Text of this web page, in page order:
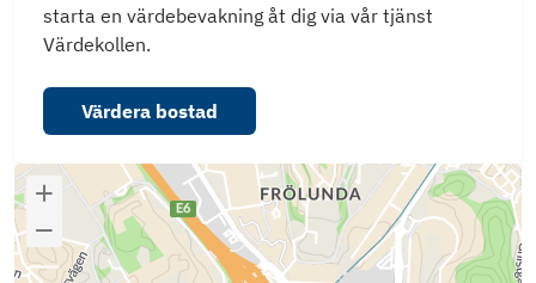
starta en värdebevakning åt dig via vår tjänst
Värdekollen.
Värdera bostad